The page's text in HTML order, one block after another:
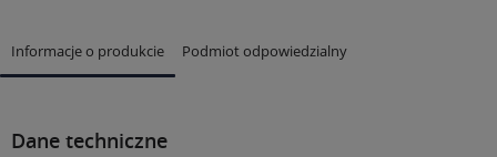
Informacje o produkcie Podmiot odpowiedzialny
Dane techniczne